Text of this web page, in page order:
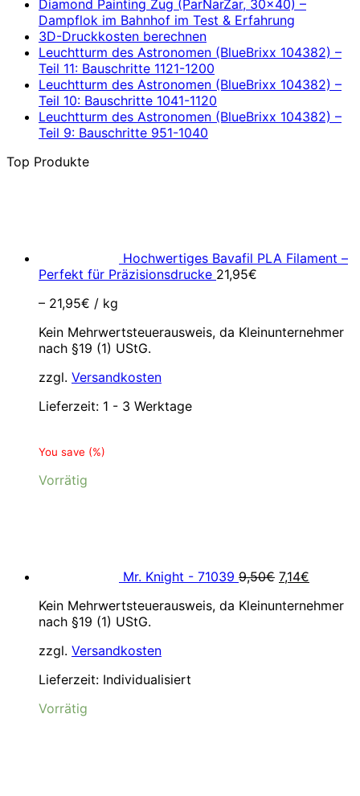
Diamond Painting Zug (ParNarZar, 30×40) –
Dampflok im Bahnhof im Test & Erfahrung
3D-Druckkosten berechnen
Leuchtturm des Astronomen (BlueBrixx 104382) –
Teil 11: Bauschritte 1121-1200
Leuchtturm des Astronomen (BlueBrixx 104382) –
Teil 10: Bauschritte 1041-1120
Leuchtturm des Astronomen (BlueBrixx 104382) –
Teil 9: Bauschritte 951-1040
Top Produkte
Hochwertiges Bavafil PLA Filament –
Perfekt für Präzisionsdrucke 21,95€
– 21,95€ / kg
Kein Mehrwertsteuerausweis, da Kleinunternehmer
nach §19 (1) UStG.
zzgl. Versandkosten
Lieferzeit: 1 - 3 Werktage
You save (%)
Vorrätig
Mr. Knight - 71039 9,50€ 7,14€
Kein Mehrwertsteuerausweis, da Kleinunternehmer
nach §19 (1) UStG.
zzgl. Versandkosten
Lieferzeit: Individualisiert
Vorrätig